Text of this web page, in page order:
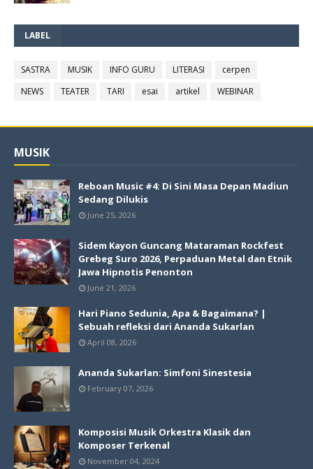
LABEL
SASTRA MUSIK INFO GURU LITERASI
cerpen
NEWS
TEATER TARI esai artikel WEBINAR
MUSIK
Reboan Music #4: Di Sini Masa Depan Madiun
Sedang Dilukis
June 25, 2026
Sidem Kayon Guncang Mataraman Rockfest
Grebeg Suro 2026, Perpaduan Metal dan Etnik
Jawa Hipnotis Penonton
June 21, 2026
Hari Piano Sedunia, Apa & Bagaimana? |
Sebuah refleksi dari Ananda Sukarlan
April 08, 2026
Ananda Sukarlan: Simfoni Sinestesia
February 07, 2026
Komposisi Musik Orkestra Klasik dan
Komposer Terkenal
November 04, 2024